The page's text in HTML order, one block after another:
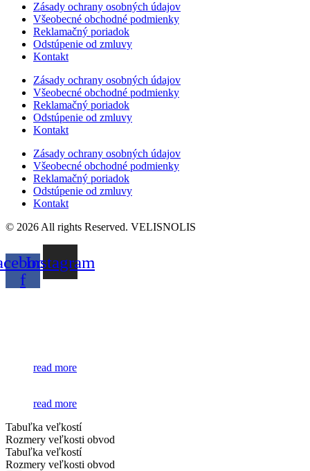
Zásady ochrany osobných údajov
Všeobecné obchodné podmienky
Reklamačný poriadok
Odstúpenie od zmluvy
Kontakt
Zásady ochrany osobných údajov
Všeobecné obchodné podmienky
Reklamačný poriadok
Odstúpenie od zmluvy
Kontakt
Zásady ochrany osobných údajov
Všeobecné obchodné podmienky
Reklamačný poriadok
Odstúpenie od zmluvy
Kontakt
© 2026 All rights Reserved. VELISNOLIS
f
Instagram
read more
read more
Tabuľka veľkostí
Rozmery veľkosti obvod
Tabuľka veľkostí
Rozmery veľkosti obvod